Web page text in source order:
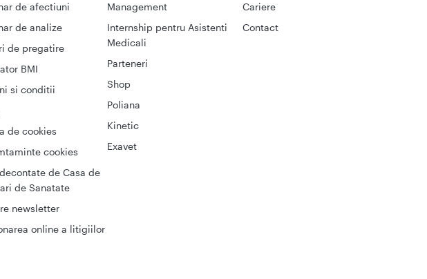
de afectiuni
de analize
de pregatire
BMI
si conditii
de cookies
cookies
de Casa de
de Sanatate
newsletter
online a litigiilor
Cariere
Contact
Management
Internship pentru Asistenti
Medicali
Parteneri
Shop
Poliana
Kinetic
Exavet